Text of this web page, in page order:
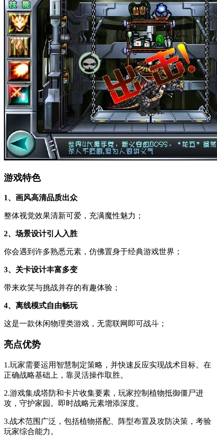
游戏特色
1、画风高清品质出众
整体视觉效果清新可爱，充满魔性魅力；
2、场景设计引人入胜
你会遇到许多熟悉元素，仿佛置身于经典游戏世界；
3、关卡设计丰富多变
带来欢笑与挑战并存的有趣体验；
4、离线模式自由畅玩
这是一款休闲物理类游戏，无需联网即可战斗；
亮点优势
1.玩家需要运用智慧制定策略，并快速反应实现战术目标。在
正确战略基础上，靠灵活操作取胜。
2.游戏集成塔防和卡片收集要素，玩家控制植物抵御僵尸进
攻，守护家园。即时战略元素增添深度。
3.战术范围广泛，包括植物搭配、阵型布置及攻防决策，考验
玩家综合能力。